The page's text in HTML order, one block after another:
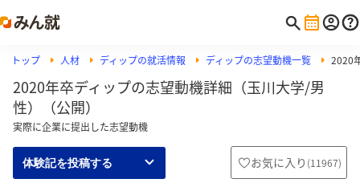
トップ 人材 ディップの就活情報 ディップの志望動機一覧 2020
2020年卒ディップの志望動機詳細（玉川大学/男
性）（公開）
実際に企業に提出した志望動機
体験記を投稿する お気に入り (11967)